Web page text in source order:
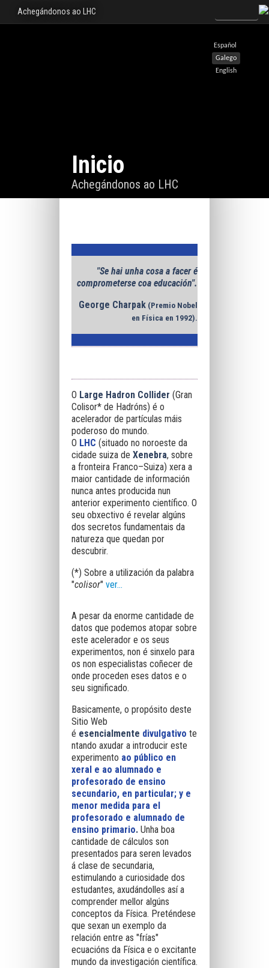
Español
Galego
English
Achegándonos ao LHC
Inicio
Achegándonos ao LHC
"Se hai unha cosa a facer é
comprometerse coa educación".
George Charpak(Premio Nobel
en Física en 1992).
O Large Hadron Collider (Gran
Colisor* de Hadróns) é o
acelerador de partículas máis
poderoso do mundo.
O LHC (situado no noroeste da
cidade suiza de Xenebra, sobre
a fronteiraFranco–Suiza) xera a
maior cantidade de información
nunca antes producida nun
anterior experimento científico. O
seu obxectivo é revelar algúns
dos secretos fundamentais da
natureza que quedan por
descubrir.
(*) Sobre a utilización da palabra
"colisor" ver...
A pesar da enorme cantidade de
datos que podemos atopar sobre
este acelerador e os seus
experimentos, non é sinxelo para
os non especialistas coñecer de
onde proceden eses datos e o
seu significado.
Basicamente, o propósito deste
Sitio Web
é esencialmente divulgativo te
ntando axudar a introducir este
experimento ao público en
xeral e ao alumnado e
profesorado de ensino
secundario, en particular; y e
menor medida para el
profesorado e alumnado de
ensino primario.Unha boa
cantidade de cálculos son
presentados para seren levados
á clase de secundaria,
estimulando a curiosidade dos
estudantes, axudándolles así a
comprender mellor algúns
conceptos da Física. Preténdese
que sexan un exemplo da
relación entre as "frías"
ecuacións da Física e o excitante
mundo da investigación científica.